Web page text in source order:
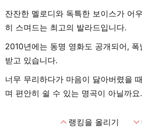
잔잔한 멜로디와 독특한 보이스가 어
히 스며드는 최고의 발라드입니다.
2010년에는 동명 영화도 공개되어,
받고 있습니다.
너무 무리하다가 마음이 닳아버렸을
며 편안히 쉴 수 있는 명곡이 아닐까요.
expand_less랭킹을 올리기 expand_more